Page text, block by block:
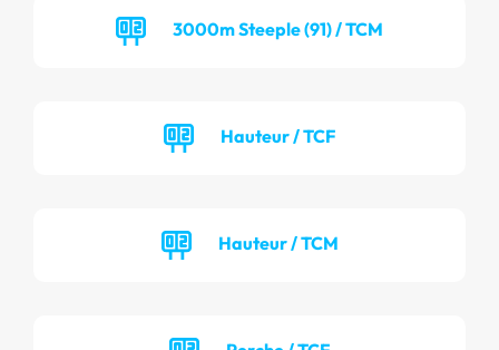
3000m Steeple (91) / TCM
Hauteur / TCF
Hauteur / TCM